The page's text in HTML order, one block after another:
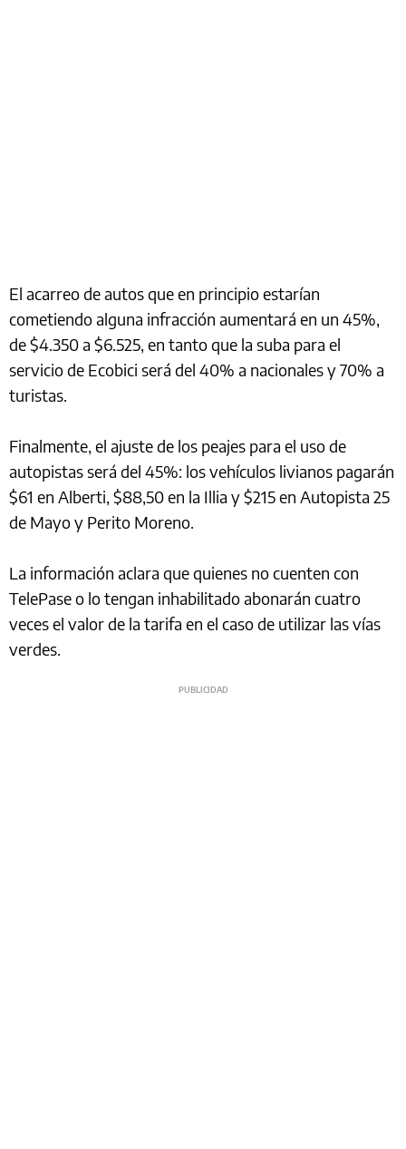
El acarreo de autos que en principio estarían
cometiendo alguna infracción aumentará en un 45%,
de $4.350 a $6.525, en tanto que la suba para el
servicio de Ecobici será del 40% a nacionales y 70% a
turistas.
Finalmente, el ajuste de los peajes para el uso de
autopistas será del 45%: los vehículos livianos pagarán
$61 en Alberti, $88,50 en la Illia y $215 en Autopista 25
de Mayo y Perito Moreno.
La información aclara que quienes no cuenten con
TelePase o lo tengan inhabilitado abonarán cuatro
veces el valor de la tarifa en el caso de utilizar las vías
verdes.